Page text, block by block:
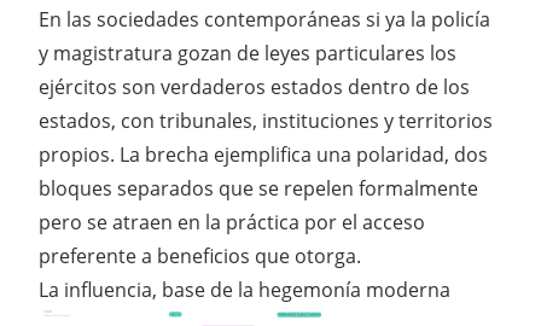
En las sociedades contemporáneas si ya la policía
y magistratura gozan de leyes particulares los
ejércitos son verdaderos estados dentro de los
estados, con tribunales, instituciones y territorios
propios. La brecha ejemplifica una polaridad, dos
bloques separados que se repelen formalmente
pero se atraen en la práctica por el acceso
preferente a beneficios que otorga.
La influencia, base de la hegemonía moderna